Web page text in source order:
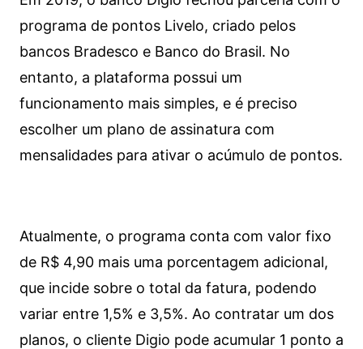
programa de pontos Livelo, criado pelos
bancos Bradesco e Banco do Brasil. No
entanto, a plataforma possui um
funcionamento mais simples, e é preciso
escolher um plano de assinatura com
mensalidades para ativar o acúmulo de pontos.
Atualmente, o programa conta com valor fixo
de R$ 4,90 mais uma porcentagem adicional,
que incide sobre o total da fatura, podendo
variar entre 1,5% e 3,5%. Ao contratar um dos
planos, o cliente Digio pode acumular 1 ponto a